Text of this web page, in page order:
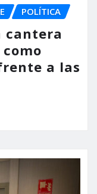
POLÍTICA
cantera
a las